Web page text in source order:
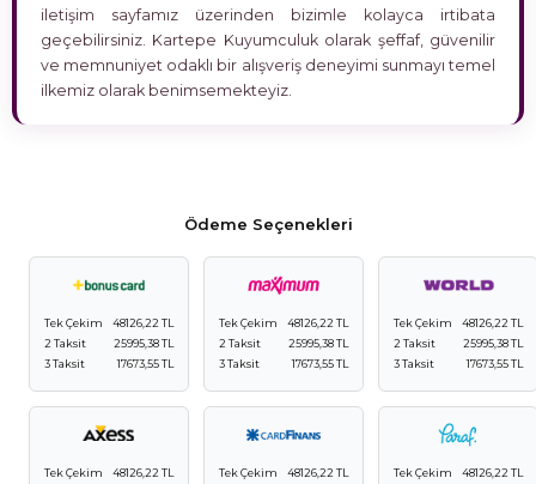
iletişim sayfamız üzerinden bizimle kolayca irtibata
geçebilirsiniz. Kartepe Kuyumculuk olarak şeffaf, güvenilir
ve memnuniyet odaklı bir alışveriş deneyimi sunmayı temel
ilkemiz olarak benimsemekteyiz.
Ödeme Seçenekleri
Tek Çekim
48126,22 TL
2 Taksit
25995,38 TL
3 Taksit
17673,55 TL
Tek Çekim
48126,22 TL
2 Taksit
25995,38 TL
3 Taksit
17673,55 TL
Tek Çekim
48126,22 TL
2 Taksit
25995,38 TL
3 Taksit
17673,55 TL
Tek Çekim
48126,22 TL
Tek Çekim
48126,22 TL
Tek Çekim
48126,22 TL